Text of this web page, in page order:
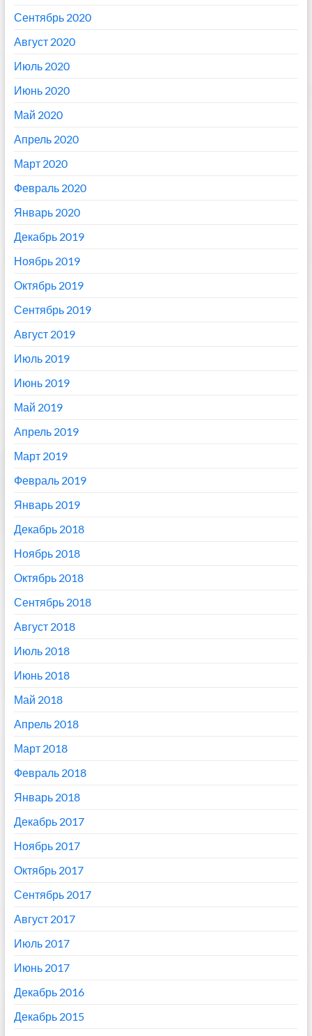
Сентябрь 2020
Август 2020
Июль 2020
Июнь 2020
Май 2020
Апрель 2020
Март 2020
Февраль 2020
Январь 2020
Декабрь 2019
Ноябрь 2019
Октябрь 2019
Сентябрь 2019
Август 2019
Июль 2019
Июнь 2019
Май 2019
Апрель 2019
Март 2019
Февраль 2019
Январь 2019
Декабрь 2018
Ноябрь 2018
Октябрь 2018
Сентябрь 2018
Август 2018
Июль 2018
Июнь 2018
Май 2018
Апрель 2018
Март 2018
Февраль 2018
Январь 2018
Декабрь 2017
Ноябрь 2017
Октябрь 2017
Сентябрь 2017
Август 2017
Июль 2017
Июнь 2017
Декабрь 2016
Декабрь 2015